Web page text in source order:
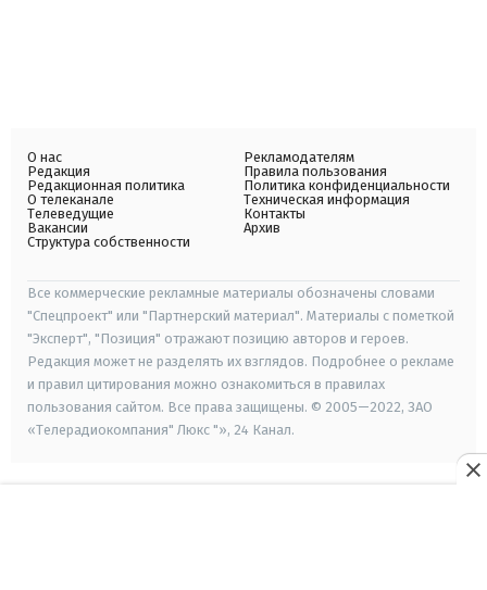
О нас
Редакция
Редакционная политика
О телеканале
Телеведущие
Вакансии
Структура собственности
Рекламодателям
Правила пользования
Политика конфиденциальности
Техническая информация
Контакты
Архив
Все коммерческие рекламные материалы обозначены словами
"Спецпроект" или "Партнерский материал". Материалы с пометкой
"Эксперт", "Позиция" отражают позицию авторов и героев.
Редакция может не разделять их взглядов. Подробнее о рекламе
и правил цитирования можно ознакомиться в правилах
пользования сайтом. Все права защищены. © 2005—2022, ЗАО
«Телерадиокомпания" Люкс "», 24 Канал.